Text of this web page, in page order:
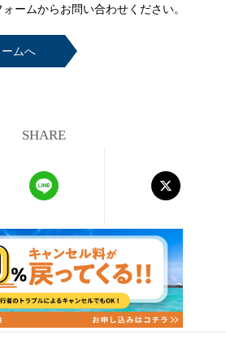
ームからお問い合わせください。
ムへ
SHARE